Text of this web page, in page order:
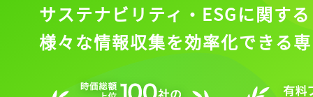
サステナビリティ・ESGに関する
様々な情報収集を効率化できる